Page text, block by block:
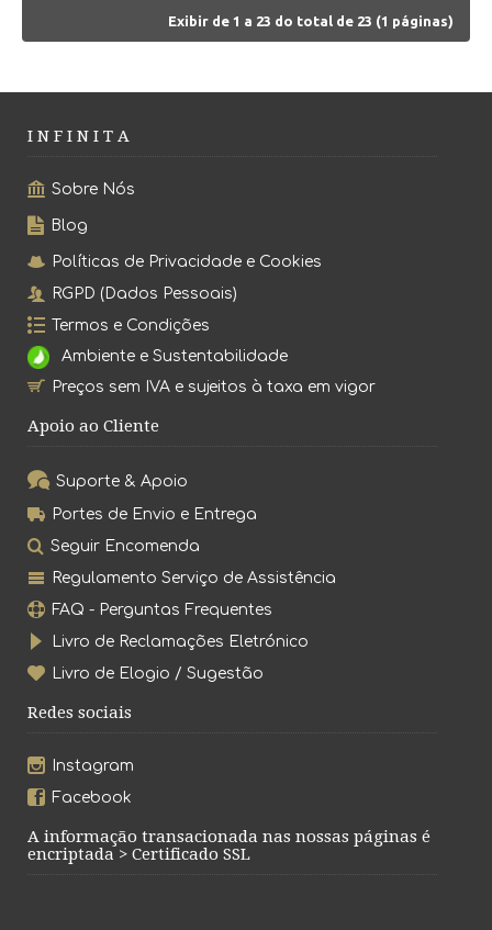
Exibir de 1 a 23 do total de 23 (1 páginas)
I N F I N I T A
Sobre Nós
Blog
Políticas de Privacidade e Cookies
RGPD (Dados Pessoais)
Termos e Condições
Ambiente e Sustentabilidade
Preços sem IVA e sujeitos à taxa em vigor
Apoio ao Cliente
Suporte & Apoio
Portes de Envio e Entrega
Seguir Encomenda
Regulamento Serviço de Assistência
FAQ - Perguntas Frequentes
Livro de Reclamações Eletrónico
Livro de Elogio / Sugestão
Redes sociais
Instagram
Facebook
A informação transacionada nas nossas páginas é
encriptada > Certificado SSL